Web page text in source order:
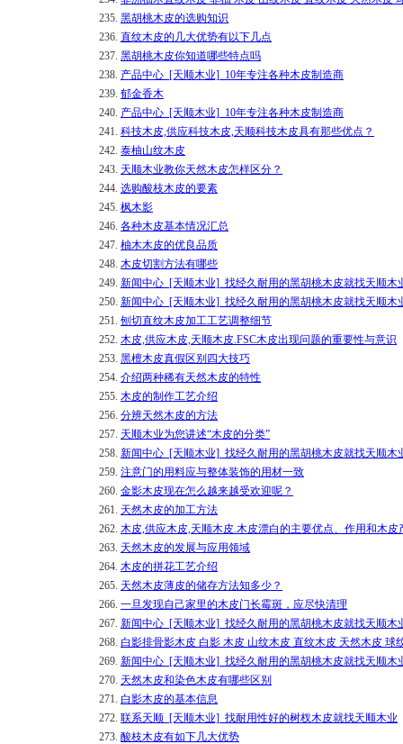
235. 黑胡桃木皮的选购知识
236. 直纹木皮的几大优势有以下几点
237. 黑胡桃木皮你知道哪些特点吗
238. 产品中心_[天顺木业]_10年专注各种木皮制造商
239. 郁金香木
240. 产品中心_[天顺木业]_10年专注各种木皮制造商
241. 科技木皮,供应科技木皮,天顺科技木皮具有那些优点？
242. 泰柚山纹木皮
243. 天顺木业教你天然木皮怎样区分？
244. 选购酸枝木皮的要素
245. 枫木影
246. 各种木皮基本情况汇总
247. 柚木木皮的优良品质
248. 木皮切割方法有哪些
249. 新闻中心_[天顺木业]_找经久耐用的黑胡桃木皮就找天顺木
250. 新闻中心_[天顺木业]_找经久耐用的黑胡桃木皮就找天顺木
251. 刨切直纹木皮加工工艺调整细节
252. 木皮,供应木皮,天顺木皮.FSC木皮出现问题的重要性与意识
253. 黑檀木皮真假区别四大技巧
254. 介绍两种稀有天然木皮的特性
255. 木皮的制作工艺介绍
256. 分辨天然木皮的方法
257. 天顺木业为您讲述“木皮的分类”
258. 新闻中心_[天顺木业]_找经久耐用的黑胡桃木皮就找天顺木
259. 注意门的用料应与整体装饰的用材一致
260. 金影木皮现在怎么越来越受欢迎呢？
261. 天然木皮的加工方法
262. 木皮,供应木皮,天顺木皮.木皮漂白的主要优点、作用和木皮
263. 天然木皮的发展与应用领域
264. 木皮的拼花工艺介绍
265. 天然木皮薄皮的储存方法知多少？
266. 一旦发现自己家里的木皮门长霉斑，应尽快清理
267. 新闻中心_[天顺木业]_找经久耐用的黑胡桃木皮就找天顺木
268. 白影排骨影木皮 白影 木皮 山纹木皮 直纹木皮 天然木皮 球
269. 新闻中心_[天顺木业]_找经久耐用的黑胡桃木皮就找天顺木
270. 天然木皮和染色木皮有哪些区别
271. 白影木皮的基本信息
272. 联系天顺_[天顺木业]_找耐用性好的树杈木皮就找天顺木业
273. 酸枝木皮有如下几大优势